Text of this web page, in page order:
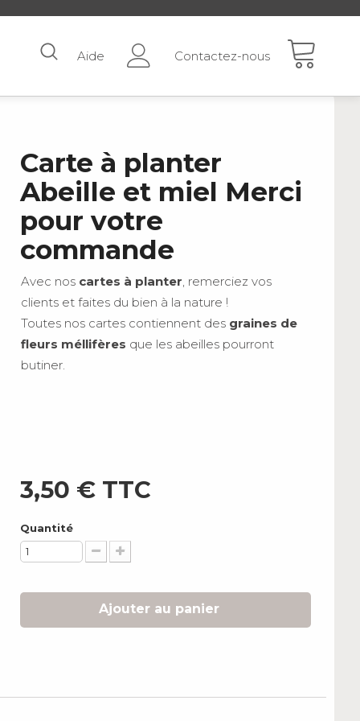
Aide Contactez-nous
Carte à planter
Abeille et miel Merci
pour votre
commande
Avec nos cartes à planter, remerciez vos
clients et faites du bien à la nature !
Toutes nos cartes contiennent des graines de
fleurs méllifères que les abeilles pourront
butiner.
3,50 €TTC
Quantité
Ajouter au panier